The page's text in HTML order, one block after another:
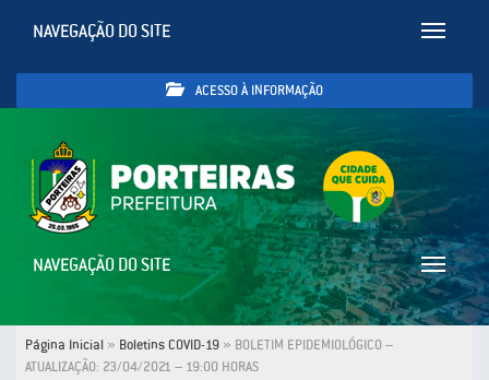
Toggle
NAVEGAÇÃO DO SITE
ACESSO À INFORMAÇÃO
Toggle
NAVEGAÇÃO DO SITE
Página Inicial » Boletins COVID-19 » BOLETIM EPIDEMIOLÓGICO –
ATUALIZAÇÃO: 23/04/2021 – 19:00 HORAS